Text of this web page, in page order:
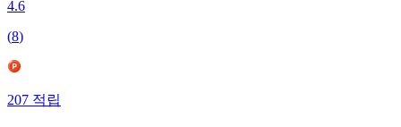
4.6
(8)
207적립